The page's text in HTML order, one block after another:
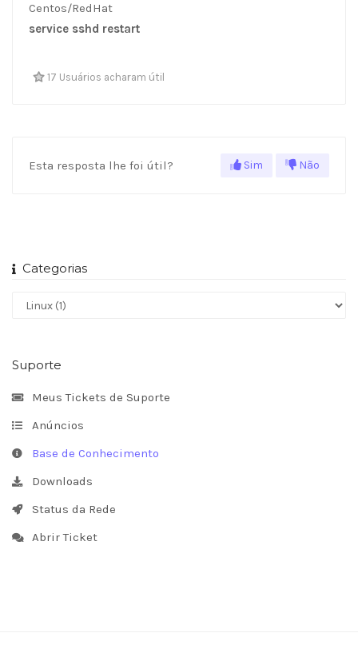
Categorias
Suporte
Meus Tickets de Suporte
Anúncios
Base de Conhecimento
Downloads
Status da Rede
Abrir Ticket
Centos/RedHat
service sshd restart
17 Usuários acharam útil
Esta resposta lhe foi útil? Sim Não